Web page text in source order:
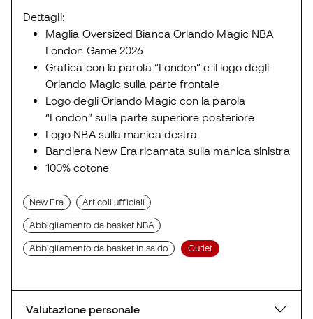
Dettagli:
Maglia Oversized Bianca Orlando Magic NBA
London Game 2026
Grafica con la parola “London” e il logo degli
Orlando Magic sulla parte frontale
Logo degli Orlando Magic con la parola
“London” sulla parte superiore posteriore
Logo NBA sulla manica destra
Bandiera New Era ricamata sulla manica sinistra
100% cotone
New Era Articoli ufficiali
Abbigliamento da basket NBA
Abbigliamento da basket in saldo Outlet
Valutazione personale